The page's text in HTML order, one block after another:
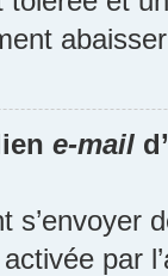
e-mail
s’envoyer
par